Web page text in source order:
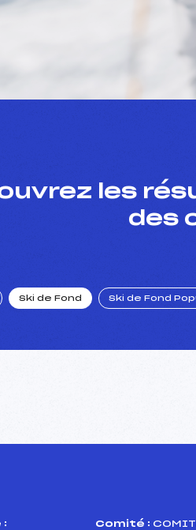
les
des
Ski de Fond Ski de Fond
:
Comité :